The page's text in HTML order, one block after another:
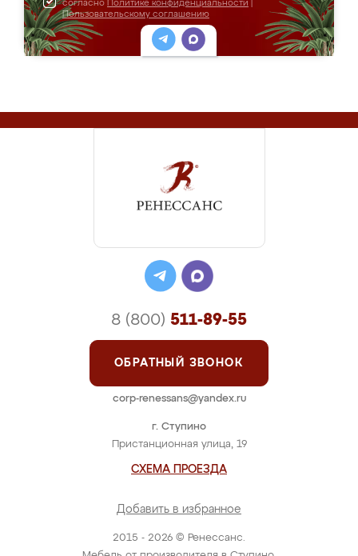
согласно Политике конфиденциальности
Пользовательскому соглашению
2015 - 2026 © Ренессанс.
г. Ступино
Пристанционная улица, 19
СХЕМА ПРОЕЗДА
Добавить в избранное
8 (800) 511-89-55
ОБРАТНЫЙ ЗВОНОК
corp-renessans@yandex.ru